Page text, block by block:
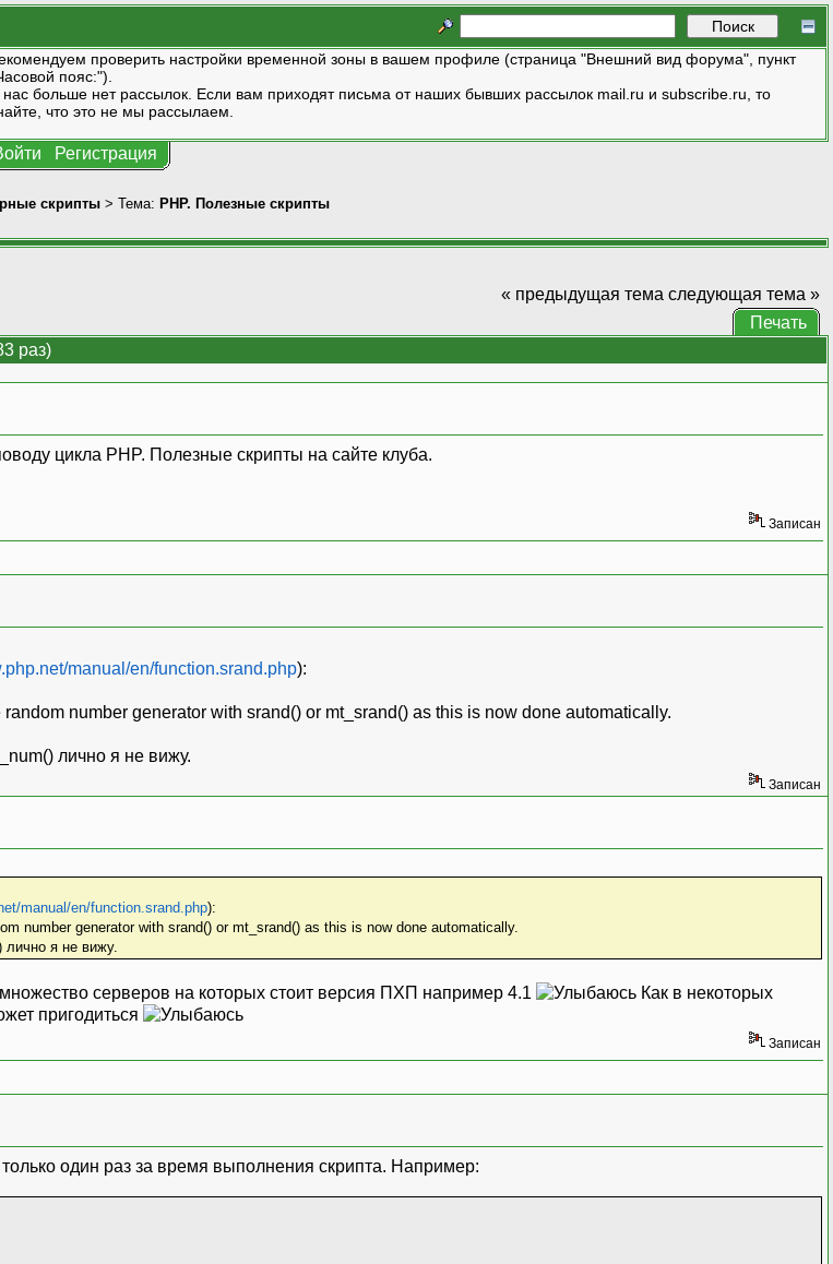
проверить настройки временной зоны в вашем профиле (страница "Внешний вид форума", пункт
пояс:").
больше нет рассылок. Если вам приходят письма от наших бывших рассылок mail.ru и subscribe.ru, то
что это не мы рассылаем.
Регистрация
скрипты > Тема: PHP. Полезные скрипты
« предыдущая тема следующая тема »
Печать
раз)
цикла PHP. Полезные скрипты на сайте клуба.
Записан
manual/en/function.srand.php):
number generator with srand() or mt_srand() as this is now done automatically.
лично я не вижу.
Записан
manual/en/function.srand.php):
number generator with srand() or mt_srand() as this is now done automatically.
лично я не вижу.
серверов на которых стоит версия ПХП например 4.1
Как в некоторых
пригодиться
Записан
один раз за время выполнения скрипта. Например: